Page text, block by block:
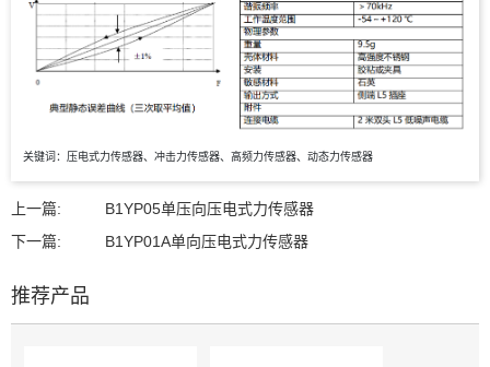
关键词：压电式力传感器、冲击力传感器、高频力传感器、动态力传感器
上一篇:
B1YP05单压向压电式力传感器
下一篇:
B1YP01A单向压电式力传感器
推荐产品